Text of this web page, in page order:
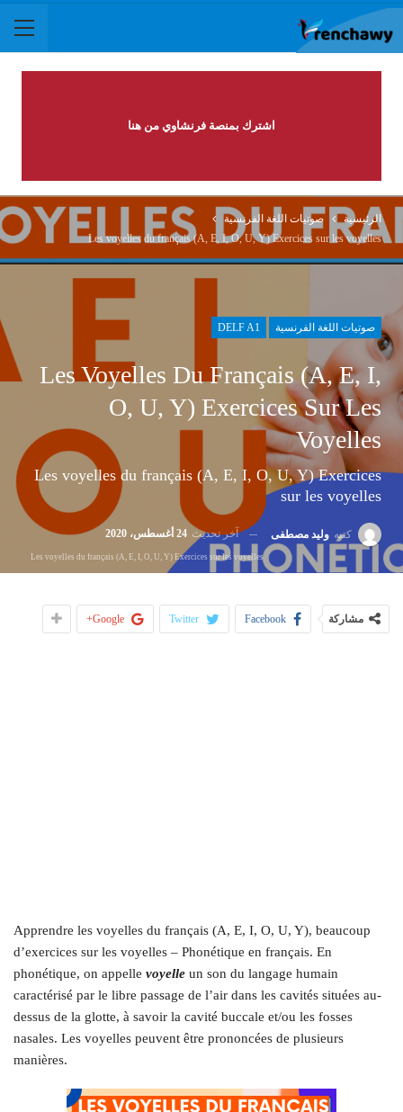
اشترك بمنصة فرنشاوي من هنا
الرئيسية
صوتيات اللغة الفرنسية
Les voyelles du français (A, E, I, O, U, Y) Exercices sur les voyelles
صوتيات اللغة الفرنسية DELF A1
Les Voyelles Du Français (A, E, I,
O, U, Y) Exercices Sur Les
Voyelles
Les voyelles du français (A, E, I, O, U, Y) Exercices
sur les voyelles
كتبه وليد مصطفى آخر تحديث 24 أغسطس، 2020
Les voyelles du français (A, E, I, O, U, Y) Exercices sur les voyelles
مشاركة Facebook
Twitter
Google+
Apprendre les voyelles du français (A, E, I, O, U, Y), beaucoup
d’exercices sur les voyelles – Phonétique en français. En
phonétique, on appelle voyelle un son du langage humain
caractérisé par le libre passage de l’air dans les cavités situées au-
dessus de la glotte, à savoir la cavité buccale et/ou les fosses
nasales. Les voyelles peuvent être prononcées de plusieurs
manières.